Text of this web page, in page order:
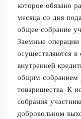
которое обязано
месяца со дня
общее собрание
Заемные операции
осуществляются в
внутренней
общим собранием
товарищества. К
собрания
добровольном